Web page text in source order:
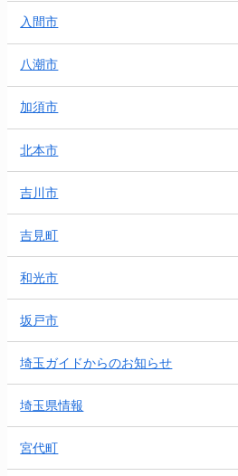
入間市
八潮市
加須市
北本市
吉川市
吉見町
和光市
坂戸市
埼玉ガイドからのお知らせ
埼玉県情報
宮代町